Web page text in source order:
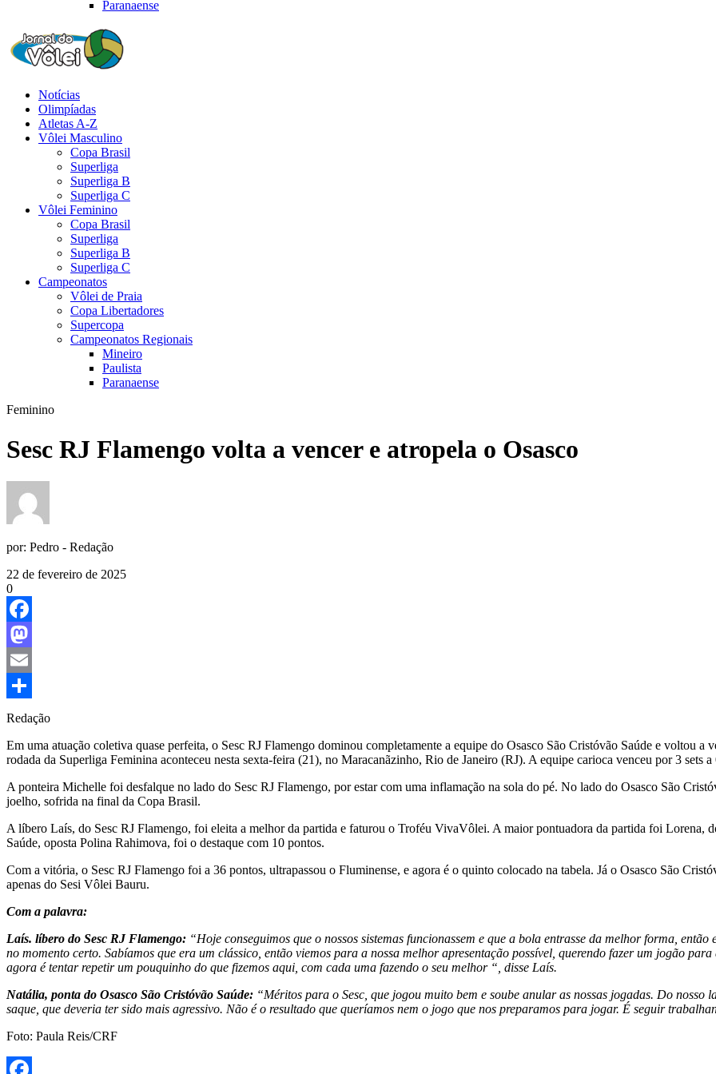
Paranaense
Notícias
Olimpíadas
Atletas A-Z
Vôlei Masculino
Copa Brasil
Superliga
Superliga B
Superliga C
Vôlei Feminino
Copa Brasil
Superliga
Superliga B
Superliga C
Campeonatos
Vôlei de Praia
Copa Libertadores
Supercopa
Campeonatos Regionais
Mineiro
Paulista
Paranaense
Feminino
Sesc RJ Flamengo volta a vencer e atropela o Osasco
por: Pedro - Redação
22 de fevereiro de 2025
0
Facebook
Mastodon
Email
Share
Redação
Em uma atuação coletiva quase perfeita, o Sesc RJ Flamengo dominou completamente a equipe do Osasco São Cristóvão Saúde e voltou a
rodada da Superliga Feminina aconteceu nesta sexta-feira (21), no Maracanãzinho, Rio de Janeiro (RJ). A equipe carioca venceu por 3 sets
A ponteira Michelle foi desfalque no lado do Sesc RJ Flamengo, por estar com uma inflamação na sola do pé. No lado do Osasco São
joelho, sofrida na final da Copa Brasil.
A líbero Laís, do Sesc RJ Flamengo, foi eleita a melhor da partida e faturou o Troféu VivaVôlei. A maior pontuadora da partida foi Lorena,
Saúde, oposta Polina Rahimova, foi o destaque com 10 pontos.
Com a vitória, o Sesc RJ Flamengo foi a 36 pontos, ultrapassou o Fluminense, e agora é o quinto colocado na tabela. Já o Osasco São
apenas do Sesi Vôlei Bauru.
Com a palavra:
Laís. líbero do Sesc RJ Flamengo: “Hoje conseguimos que o nossos sistemas funcionassem e que a bola entrasse da melhor forma,
no momento certo. Sabíamos que era um clássico, então viemos para a nossa melhor apresentação possível, querendo fazer um jogão
agora é tentar repetir um pouquinho do que fizemos aqui, com cada uma fazendo o seu melhor “, disse Laís.
Natália, ponta do Osasco São Cristóvão Saúde: “Méritos para o Sesc, que jogou muito bem e soube anular as nossas jogadas. Do
saque, que deveria ter sido mais agressivo. Não é o resultado que queríamos nem o jogo que nos preparamos para jogar. É seguir
Foto: Paula Reis/CRF